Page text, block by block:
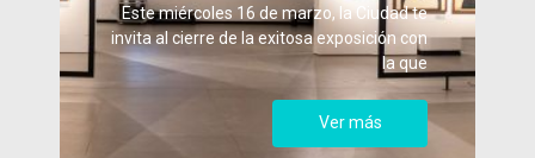
Este miércoles 16 de marzo, la Ciudad te
invita al cierre de la exitosa exposición con
la que
Ver más